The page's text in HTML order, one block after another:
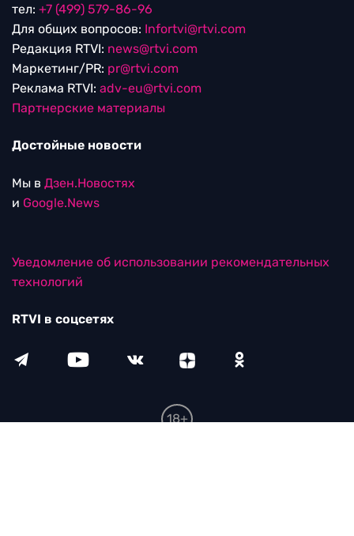
тел: +7 (499) 579-86-96
Для общих вопросов: Infortvi@rtvi.com
Редакция RTVI: news@rtvi.com
Маркетинг/PR: pr@rtvi.com
Реклама RTVI: adv-eu@rtvi.com
Партнерские материалы
Достойные новости
Мы в Дзен.Новостях
и Google.News
Уведомление об использовании рекомендательных
технологий
RTVI в соцсетях
18+